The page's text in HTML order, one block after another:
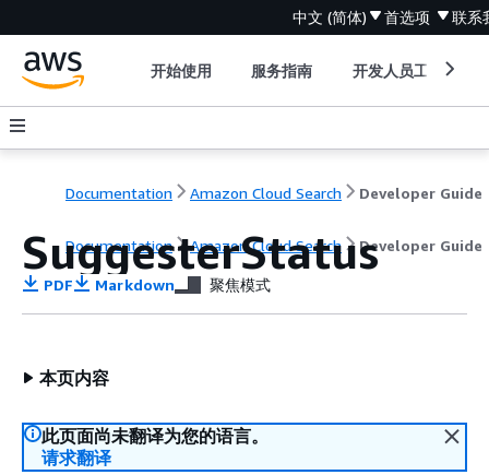
中文 (简体) 首选项 联系
开始使用 服务指南 开发人员工具
Documentation Amazon Cloud Search Developer Guide
Documentation Amazon Cloud Search Developer Guide
SuggesterStatus
PDF Markdown 聚焦模式
本页内容
此页面尚未翻译为您的语言。
请求翻译